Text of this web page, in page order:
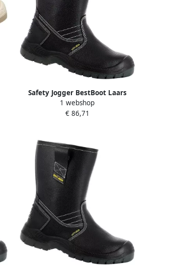
Safety Jogger BestBoot Laars
Hoog S3 Zwart 00.118.032.46
1 webshop
€ 86,71